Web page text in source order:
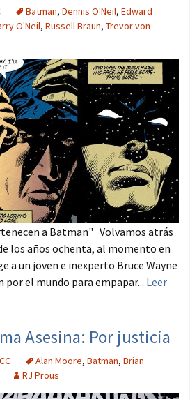
Batman, Dennis O'Neil, Edward
O'Neil, Russell Braun, Trevor von
a Batman" Volvamos atrás
los años ochenta, al momento en
a un joven e inexperto Bruce Wayne
por el mundo para empapar... Leer
Asesina: Por justicia
Alan Moore, Batman, Brian
RJ Prous